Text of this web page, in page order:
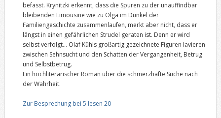
befasst. Krynitz­ki erkennt, dass die Spuren zu der unauffindbar
bleibenden Limousine wie zu Olga im Dunkel der
Familiengeschichte zusammenlaufen, merkt aber nicht, dass er
längst in einen gefährlichen Strudel geraten ist. Denn er wird
selbst verfolgt… Olaf Kühls großartig gezeichnete Figuren lavieren
zwischen Sehnsucht und den Schatten der Vergangenheit, Betrug
und Selbstbetrug.
Ein hochliterarischer Roman über die schmerzhafte Suche nach
der Wahrheit.
Zur Besprechung bei 5 lesen 20